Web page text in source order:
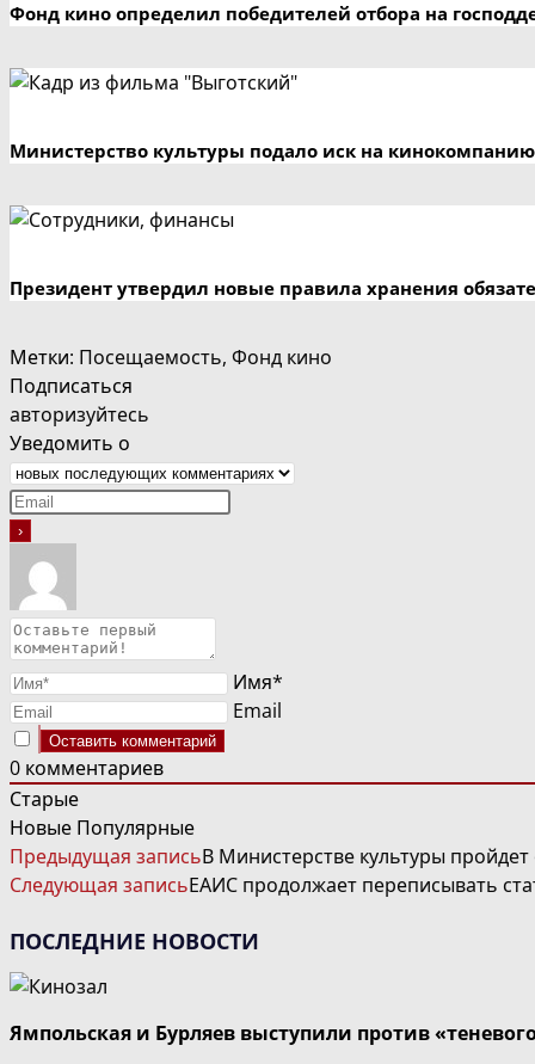
Фонд кино определил победителей отбора на
Министерство культуры подало иск на
Президент утвердил новые правила хранения
Метки: Посещаемость, Фонд кино
Подписаться
авторизуйтесь
Уведомить о
Имя*
Email
0 комментариев
Старые
Новые Популярные
ЧИТАТЬ
ДАЛЕЕ
СТАТЬИ
Предыдущая записьВ Министерстве культуры
Следующая записьЕАИС продолжает переписывать
ПОСЛЕДНИЕ НОВОСТИ
Ямпольская и Бурляев выступили против